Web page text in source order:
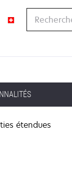
Recherche
étendues